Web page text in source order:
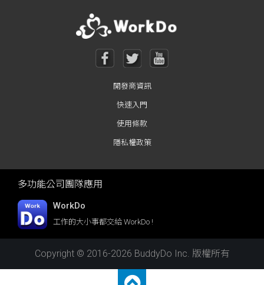
開發商資訊
快速入門
使用條款
隱私權政策
多功能公司團隊應用
WorkDo
工作的大小事都交給 WorkDo !
Copyright © 2016-2026 BuddyDo Inc. 版權所有